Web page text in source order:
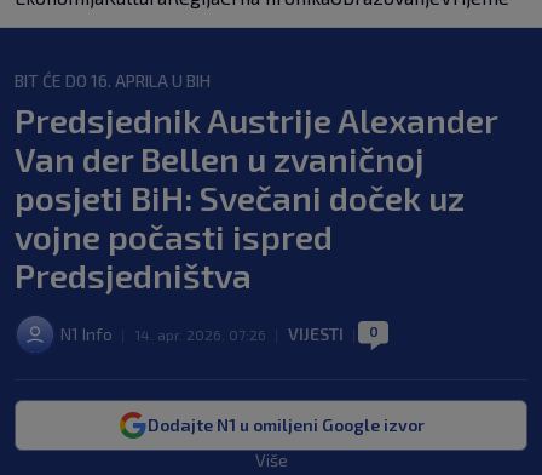
BIT ĆE DO 16. APRILA U BIH
Predsjednik Austrije Alexander
Van der Bellen u zvaničnoj
posjeti BiH: Svečani doček uz
vojne počasti ispred
Predsjedništva
N1 Info 14. apr. 2026. 07:26 VIJESTI 0
Dodajte N1 u omiljeni Google izvor
Više